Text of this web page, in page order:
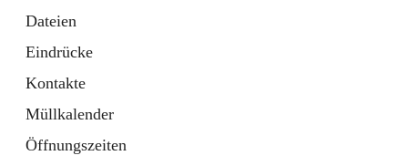
Dateien
Eindrücke
Kontakte
Müllkalender
Öffnungszeiten